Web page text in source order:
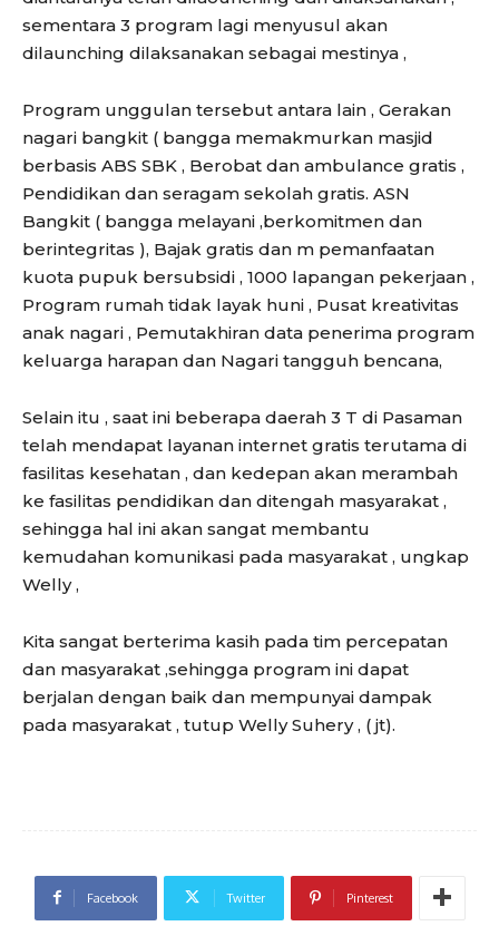
sementara 3 program lagi menyusul akan
dilaunching dilaksanakan sebagai mestinya ,
Program unggulan tersebut antara lain , Gerakan
nagari bangkit ( bangga memakmurkan masjid
berbasis ABS SBK , Berobat dan ambulance gratis ,
Pendidikan dan seragam sekolah gratis. ASN
Bangkit ( bangga melayani ,berkomitmen dan
berintegritas ), Bajak gratis dan m pemanfaatan
kuota pupuk bersubsidi , 1000 lapangan pekerjaan ,
Program rumah tidak layak huni , Pusat kreativitas
anak nagari , Pemutakhiran data penerima program
keluarga harapan dan Nagari tangguh bencana,
Selain itu , saat ini beberapa daerah 3 T di Pasaman
telah mendapat layanan internet gratis terutama di
fasilitas kesehatan , dan kedepan akan merambah
ke fasilitas pendidikan dan ditengah masyarakat ,
sehingga hal ini akan sangat membantu
kemudahan komunikasi pada masyarakat , ungkap
Welly ,
Kita sangat berterima kasih pada tim percepatan
dan masyarakat ,sehingga program ini dapat
berjalan dengan baik dan mempunyai dampak
pada masyarakat , tutup Welly Suhery , ( jt).
Facebook Twitter Pinterest